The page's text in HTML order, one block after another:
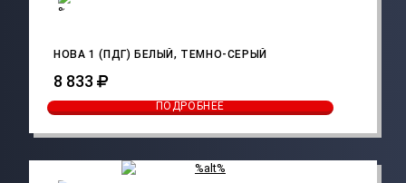
НОВА 1 (ПДГ) БЕЛЫЙ, ТЕМНО-СЕРЫЙ
8 833
ПОДРОБНЕЕ